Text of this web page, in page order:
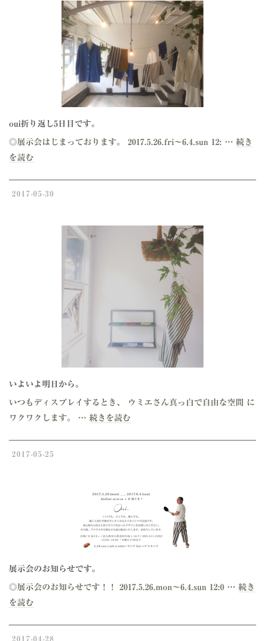
oui折り返し5日目です。
◎展示会はじまっております。 2017.5.26.fri～6.4.sun 12: … 続き
を読む
2017-05-30
いよいよ明日から。
いつもディスプレイするとき、 ウミエさん真っ白で自由な空間 に
ワクワクします。 … 続きを読む
2017-05-25
展示会のお知らせです。
◎展示会のお知らせです！！ 2017.5.26.mon～6.4.sun 12:0 … 続き
を読む
2017-04-28